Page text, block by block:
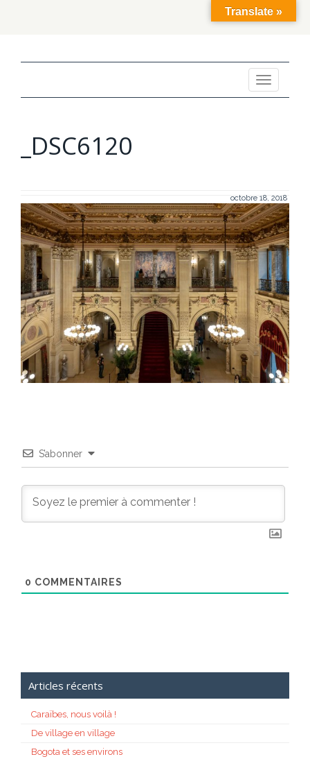
Toggle
navigation
_DSC6120
octobre 18, 2018
S’abonner
0 COMMENTAIRES
Articles récents
Caraïbes, nous voilà !
De village en village
Bogota et ses environs
Translate »